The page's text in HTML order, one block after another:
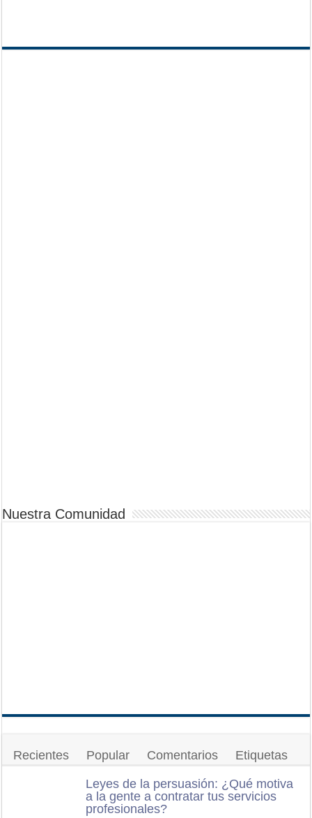
Nuestra Comunidad
Recientes Popular Comentarios Etiquetas
Leyes de la persuasión: ¿Qué motiva
a la gente a contratar tus servicios
profesionales?